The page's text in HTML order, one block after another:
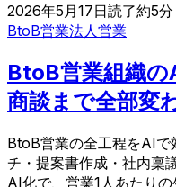
2026年5月17日読了約5分
BtoB営業法人営業
BtoB営業組織
商談まで全部変
BtoB営業の全工程をAIで
チ・提案書作成・社内稟
AI化で、営業1人あたり